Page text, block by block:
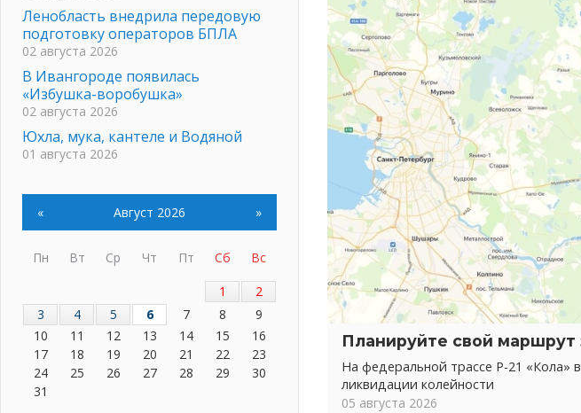
Планируйте свой маршрут
На федеральной трассе Р-21 «Кола»
ликвидации колейности
05 августа 2026
Ленобласть внедрила передовую
подготовку операторов БПЛА
02 августа 2026
В Ивангороде появилась
«Избушка-воробушка»
02 августа 2026
Юхла, мука, кантеле и Водяной
01 августа 2026
01 августа 2026
В Ленобласти открылась
01 августа 2026
Болезнь девственниц и вампиров
01 августа 2026
Безмолвный крик о помощи
01 августа 2026
« Август 2026 »
Пн Вт Ср Чт Пт Сб
Вс
1
2
3
4 5 6 7 8
9
10
11 12 13 14 15
16
17
18 19 20 21 22
23
24
25 26 27 28 29
30
31